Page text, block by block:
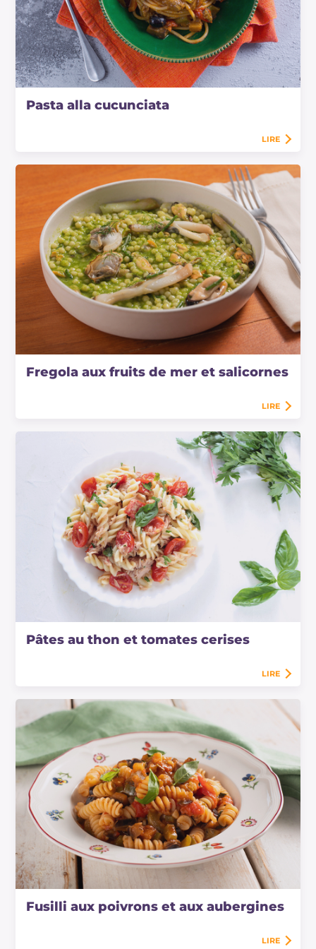
Pasta alla cucunciata
LIRE
Fregola aux fruits de mer et salicornes
LIRE
Pâtes au thon et tomates cerises
LIRE
Fusilli aux poivrons et aux aubergines
LIRE